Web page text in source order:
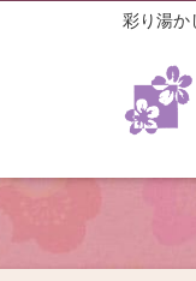
彩り湯か